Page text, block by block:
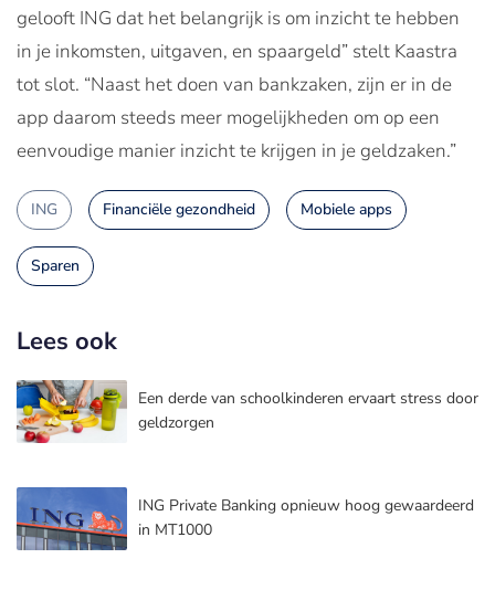
gelooft ING dat het belangrijk is om inzicht te hebben
in je inkomsten, uitgaven, en spaargeld” stelt Kaastra
tot slot. “Naast het doen van bankzaken, zijn er in de
app daarom steeds meer mogelijkheden om op een
eenvoudige manier inzicht te krijgen in je geldzaken.”
ING Financiële gezondheid Mobiele apps
Sparen
Lees ook
Een derde van schoolkinderen ervaart stress door
geldzorgen
ING Private Banking opnieuw hoog gewaardeerd
in MT1000